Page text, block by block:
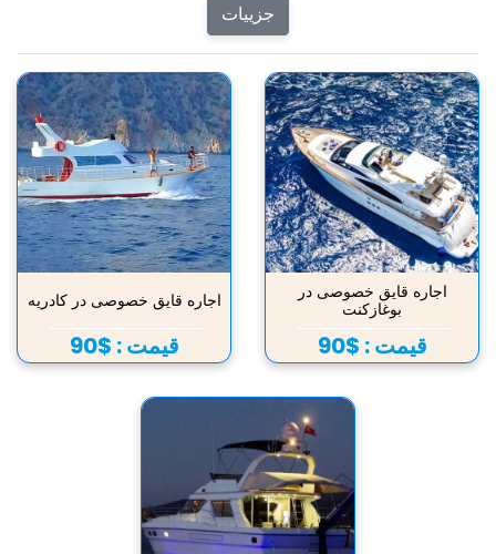
جزییات
اجاره قایق خصوصی در
بوغازکنت
قیمت : $90
اجاره قایق خصوصی در کادریه
قیمت : $90